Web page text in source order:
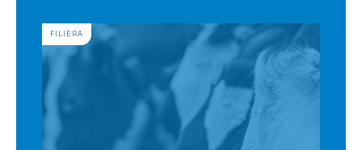
FILIERA